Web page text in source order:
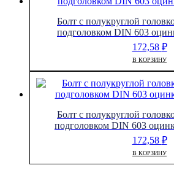
Болт с полукруглой
подголовком DIN 603
172,58 ₽
В КОРЗИНУ
Болт с полукруглой
подголовком DIN 603
172,58 ₽
В КОРЗИНУ